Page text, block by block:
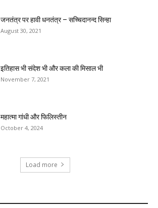
जनतंत्र पर हावी धनतंत्र – सच्चिदानन्द सिन्हा
August 30, 2021
इतिहास भी संदेश भी और कला की मिसाल भी
November 7, 2021
महात्मा गांधी और फिलिस्तीन
October 4, 2024
Load more